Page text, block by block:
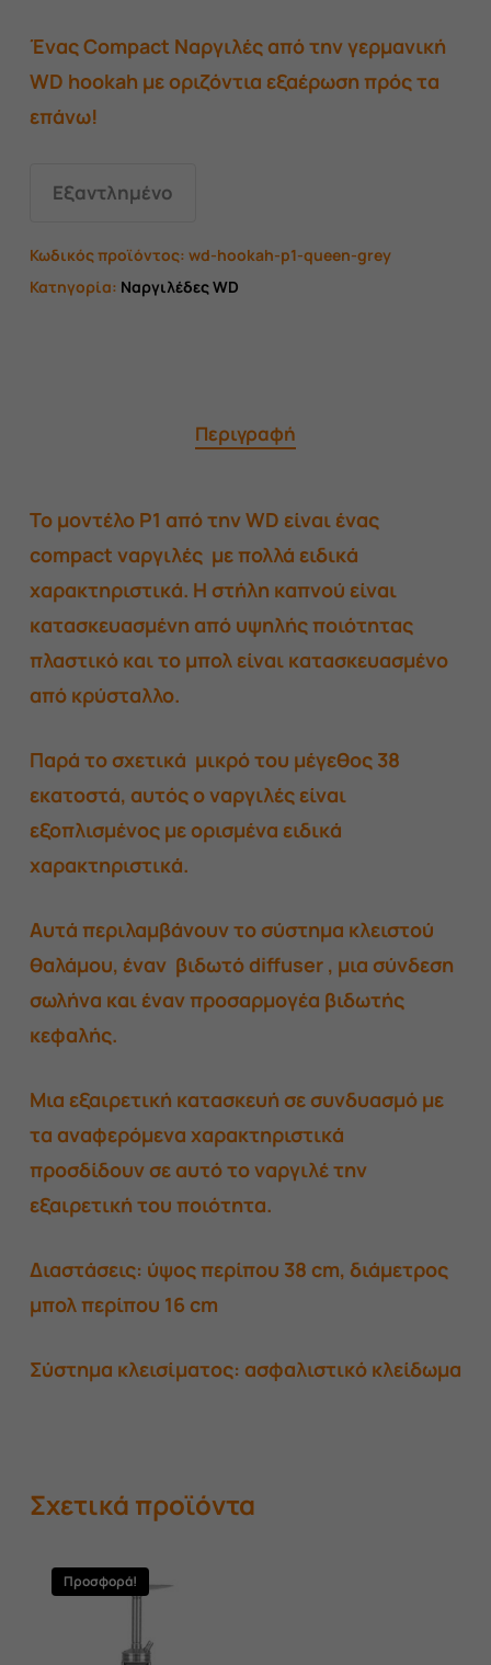
was:
149,00 €.
τιμή
είναι:
139,00 €.
Ένας Compact Ναργιλές από την γερμανική
WD hookah με οριζόντια εξαέρωση πρός τα
επάνω!
Εξαντλημένο
Κωδικός προϊόντος: wd-hookah-p1-queen-grey
Κατηγορία: Ναργιλέδες WD
Περιγραφή
Το μοντέλο P1 από την WD είναι ένας
compact ναργιλές με πολλά ειδικά
χαρακτηριστικά. Η στήλη καπνού είναι
κατασκευασμένη από υψηλής ποιότητας
πλαστικό και το μπολ είναι κατασκευασμένο
από κρύσταλλο.
Παρά το σχετικά μικρό του μέγεθος 38
εκατοστά, αυτός ο ναργιλές είναι
εξοπλισμένος με ορισμένα ειδικά
χαρακτηριστικά.
Αυτά περιλαμβάνουν το σύστημα κλειστού
θαλάμου, έναν βιδωτό diffuser , μια σύνδεση
σωλήνα και έναν προσαρμογέα βιδωτής
κεφαλής.
Μια εξαιρετική κατασκευή σε συνδυασμό με
τα αναφερόμενα χαρακτηριστικά
προσδίδουν σε αυτό το ναργιλέ την
εξαιρετική του ποιότητα.
Διαστάσεις: ύψος περίπου 38 cm, διάμετρος
μπολ περίπου 16 cm
Σύστημα κλεισίματος: ασφαλιστικό κλείδωμα
Σχετικά προϊόντα
Προσφορά!